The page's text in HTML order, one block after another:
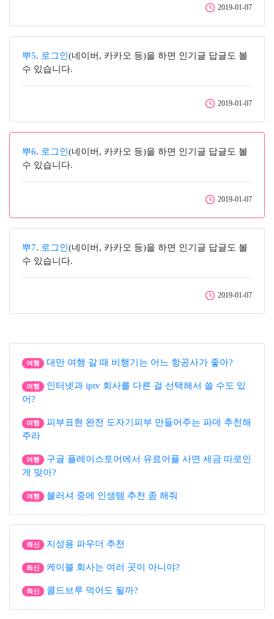
2019-01-07
뿌5. 로그인 (네이버, 카카오 등)을 하면 인기글 답글도 볼
수 있습니다.
2019-01-07
뿌6. 로그인 (네이버, 카카오 등)을 하면 인기글 답글도 볼
수 있습니다.
2019-01-07
뿌7. 로그인 (네이버, 카카오 등)을 하면 인기글 답글도 볼
수 있습니다.
2019-01-07
여행 대만 여행 갈 때 비행기는 어느 항공사가 좋아?
여행
인터넷과 iptv 회사를 다른 걸 선택해서 쓸 수도 있
어?
여행
피부표현 완전 도자기피부 만들어주는 파데 추천해
주라
여행
구글 플레이스토어에서 유료어플 사면 세금 따로인
게 맞아?
여행 블러셔 중에 인생템 추천 좀 해줘
최신 지성용 파우더 추천
최신 케이블 회사는 여러 곳이 아니야?
최신 콜드브루 먹어도 될까?